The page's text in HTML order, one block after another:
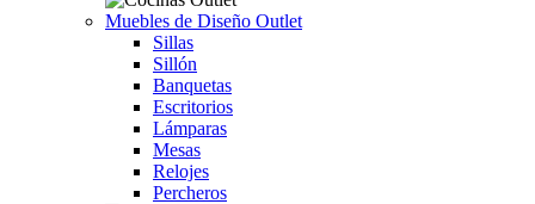
Muebles de Diseño Outlet
Sillas
Sillón
Banquetas
Escritorios
Lámparas
Mesas
Relojes
Percheros